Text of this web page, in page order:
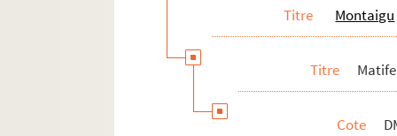
Titre Montaigu
Titre
Cote